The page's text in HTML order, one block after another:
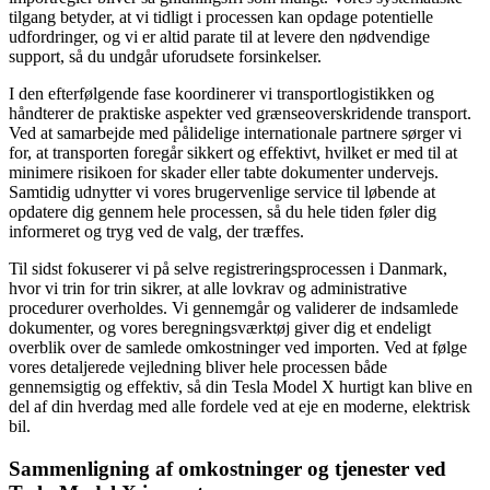
tilgang betyder, at vi tidligt i processen kan opdage potentielle
udfordringer, og vi er altid parate til at levere den nødvendige
support, så du undgår uforudsete forsinkelser.
I den efterfølgende fase koordinerer vi transportlogistikken og
håndterer de praktiske aspekter ved grænseoverskridende transport.
Ved at samarbejde med pålidelige internationale partnere sørger vi
for, at transporten foregår sikkert og effektivt, hvilket er med til at
minimere risikoen for skader eller tabte dokumenter undervejs.
Samtidig udnytter vi vores brugervenlige service til løbende at
opdatere dig gennem hele processen, så du hele tiden føler dig
informeret og tryg ved de valg, der træffes.
Til sidst fokuserer vi på selve registreringsprocessen i Danmark,
hvor vi trin for trin sikrer, at alle lovkrav og administrative
procedurer overholdes. Vi gennemgår og validerer de indsamlede
dokumenter, og vores beregningsværktøj giver dig et endeligt
overblik over de samlede omkostninger ved importen. Ved at følge
vores detaljerede vejledning bliver hele processen både
gennemsigtig og effektiv, så din Tesla Model X hurtigt kan blive en
del af din hverdag med alle fordele ved at eje en moderne, elektrisk
bil.
Sammenligning af omkostninger og tjenester ved